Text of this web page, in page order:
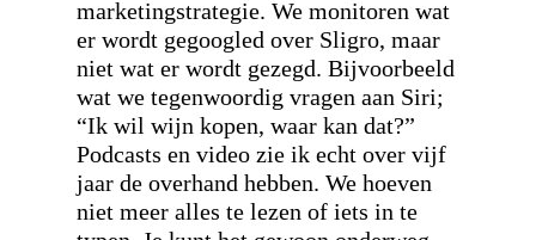
marketingstrategie. We monitoren wat
er wordt gegoogled over Sligro, maar
niet wat er wordt gezegd. Bijvoorbeeld
wat we tegenwoordig vragen aan Siri;
“Ik wil wijn kopen, waar kan dat?”
Podcasts en video zie ik echt over vijf
jaar de overhand hebben. We hoeven
niet meer alles te lezen of iets in te